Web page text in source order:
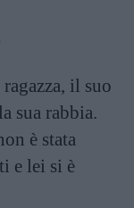
il suo
sua rabbia.
è stata
e lei si è